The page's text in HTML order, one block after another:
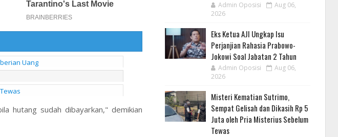
Uang
hutang sudah dibayarkan," demikian
Admin Oposisi
Aug 06,
2026
Eks Ketua AJI Ungkap Isu
Perjanjian Rahasia Prabowo-
Jokowi Soal Jabatan 2 Tahun
Admin Oposisi
Aug 06,
2026
Misteri Kematian Sutrimo,
Sempat Gelisah dan Dikasih Rp 5
Juta oleh Pria Misterius Sebelum
Tewas